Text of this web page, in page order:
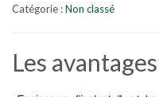
Catégorie :Non classé
Les